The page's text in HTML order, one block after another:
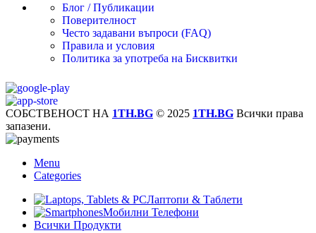
Блог / Публикации
Поверителност
Често задавани въпроси (FAQ)
Правила и условия
Политика за употреба на Бисквитки
СОБСТВЕНОСТ НА 1TH.BG © 2025 1TH.BG Всички права
запазени.
Menu
Categories
Лаптопи & Таблети
Мобилни Телефони
Всички Продукти